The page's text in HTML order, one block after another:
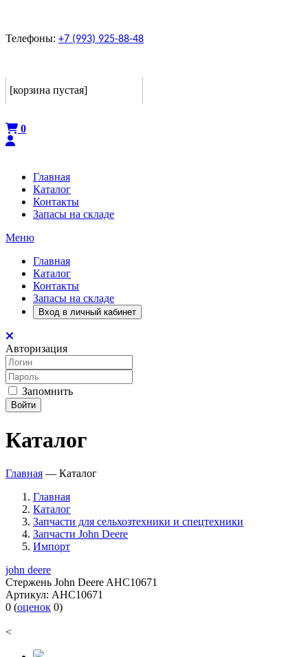
Телефоны: +7 (993) 925-88-48
[корзина пустая]
0
Главная
Каталог
Контакты
Запасы на складе
Меню
Главная
Каталог
Контакты
Запасы на складе
Вход в личный кабинет
Авторизация
Запомнить
Войти
Каталог
Главная — Каталог
Главная
Каталог
Запчасти для сельхозтехники и спецтехники
Запчасти John Deere
Импорт
john deere
Стержень John Deere AHC10671
Артикул: AHC10671
0 (оценок 0)
<